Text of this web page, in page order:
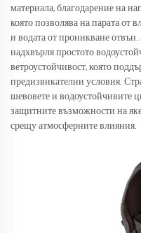
материала, благодарение на
която позволява на парата от
и водата от проникване
надхвърля простото
ветроустойчивост, която
предизвикателни условия.
шевовете и водоустойчивите
защитните възможности на
срещу атмосферните влияния.